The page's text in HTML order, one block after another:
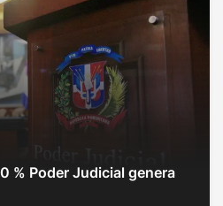
% Poder Judicial genera